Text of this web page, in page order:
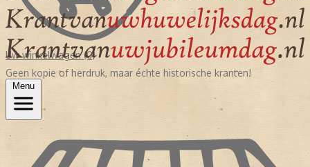
Uw winkelwagen (0)
Geen kopie of herdruk, maar échte historische kranten!
Menu